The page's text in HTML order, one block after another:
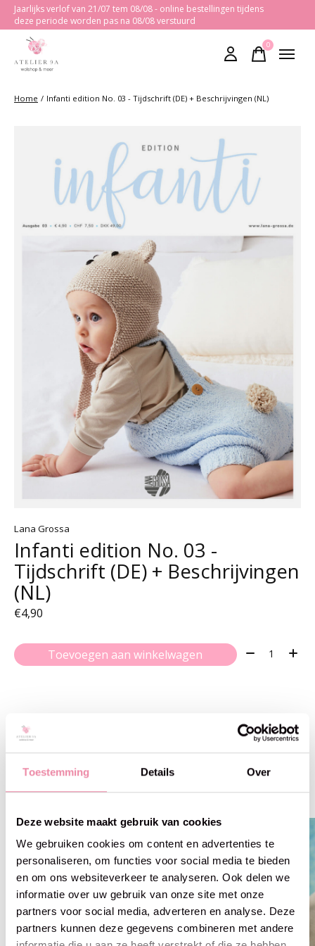
Toestemming Details Over
Deze website maakt gebruik van cookies
We gebruiken cookies om content en advertenties te
personaliseren, om functies voor social media te bieden
en om ons websiteverkeer te analyseren. Ook delen we
informatie over uw gebruik van onze site met onze
partners voor social media, adverteren en analyse. Deze
partners kunnen deze gegevens combineren met andere
Jaarlijks verlof van 21/07 tem 08/08 - online bestellingen tijdens
deze periode worden pas na 08/08 verstuurd
0items
Home / Infanti edition No. 03 - Tijdschrift (DE) + Beschrijvingen (NL)
Lana Grossa
Infanti edition No. 03 -
Tijdschrift (DE) + Beschrijvingen
(NL)
€4,90
Toevoegen aan winkelwagen Aantal:
Gerelateerde producten
Carousel items